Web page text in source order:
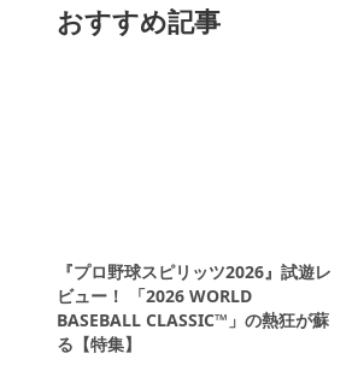
おすすめ記事
『プロ野球スピリッツ2026』試遊レ
ビュー！ 「2026 WORLD
BASEBALL CLASSIC™」の熱狂が蘇
る【特集】